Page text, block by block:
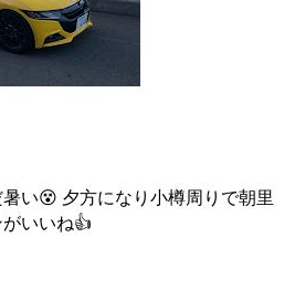
い😵 夕方になり小樽周りで朝里
いいね👍